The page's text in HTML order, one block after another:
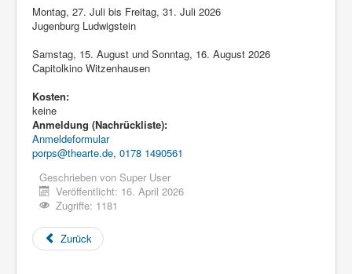
Montag, 27. Juli bis Freitag, 31. Juli 2026
Jugenburg Ludwigstein
Samstag, 15. August und Sonntag, 16. August 2026
Capitolkino Witzenhausen
Kosten:
keine
Anmeldung (Nachrückliste):
Anmeldeformular
porps@thearte.de, 0178 1490561
Geschrieben von Super User
Veröffentlicht: 16. April 2026
Zugriffe: 1181
Zurück